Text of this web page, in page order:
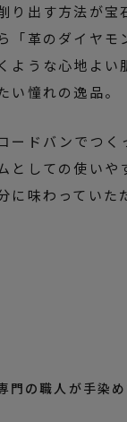
り出す方法が宝
ら「革のダイヤモ
くような心地よ
い憧れの逸品。
ードバンでつく
としての使いや
に味わっていた
門の職人が手染